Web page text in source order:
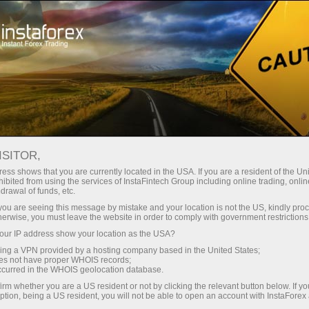
Швидке відкриття рахунку Торгова платформа
Інвесторам Партнерам
в
shows that you are currently located in the USA. If you are a resident of the
from using the services of InstaFintech Group including online trading,
of funds, etc.
are seeing this message by mistake and your location is not the US, kindly
you must leave the website in order to comply with government
IP address show your location as the USA?
a VPN provided by a hosting company based in the United States;
not have proper WHOIS records;
in the WHOIS geolocation database.
whether you are a US resident or not by clicking the relevant button below. If
being a US resident, you will not be able to open an account with InstaForex